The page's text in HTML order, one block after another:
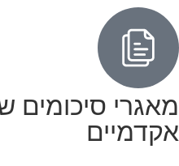
מאגרי סיכומים
אקדמיים